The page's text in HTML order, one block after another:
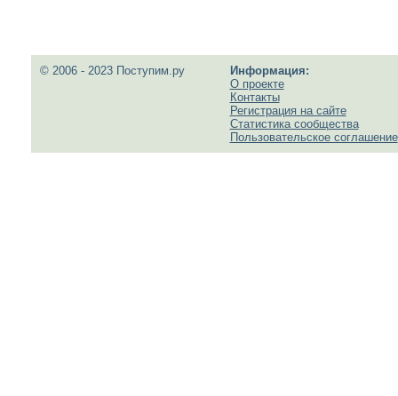
© 2006 - 2023 Поступим.ру
Информация:
О проекте
Контакты
Регистрация на сайте
Статистика сообщества
Пользовательское соглашение